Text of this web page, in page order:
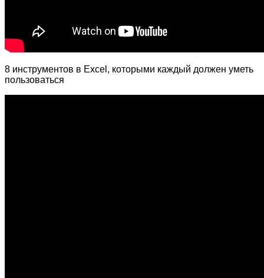
8 инструментов в Excel, которыми каждый должен уметь
пользоваться